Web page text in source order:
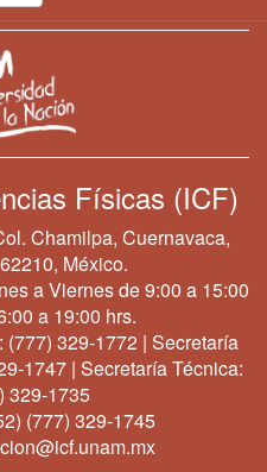
Físicas (ICF)
Chamilpa, Cuernavaca,
México.
a Viernes de 9:00 a 15:00
a 19:00 hrs.
(777) 329-1772 | Secretaría
1747| Secretaría Técnica:
329-1735
(777) 329-1745